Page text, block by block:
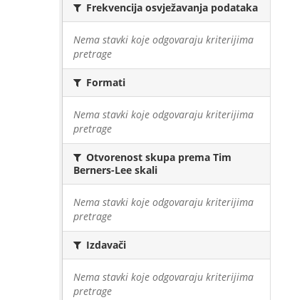
Frekvencija osvježavanja podataka
Nema stavki koje odgovaraju kriterijima
pretrage
Formati
Nema stavki koje odgovaraju kriterijima
pretrage
Otvorenost skupa prema Tim
Berners-Lee skali
Nema stavki koje odgovaraju kriterijima
pretrage
Izdavači
Nema stavki koje odgovaraju kriterijima
pretrage